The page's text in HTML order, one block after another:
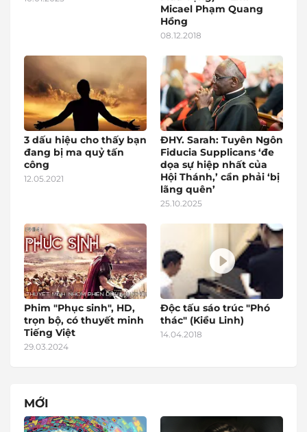
Micael Phạm Quang
Hồng
08.12.2018
3 dấu hiệu cho thấy bạn
đang bị ma quỷ tấn
công
12.05.2021
ĐHY. Sarah: Tuyên Ngôn
Fiducia Supplicans ‘đe
dọa sự hiệp nhất của
Hội Thánh,’ cần phải ‘bị
lãng quên’
25.10.2025
Phim "Phục sinh", HD,
trọn bộ, có thuyết minh
Tiếng Việt
29.03.2024
Độc tấu sáo trúc "Phó
thác" (Kiều Linh)
14.04.2018
MỚI